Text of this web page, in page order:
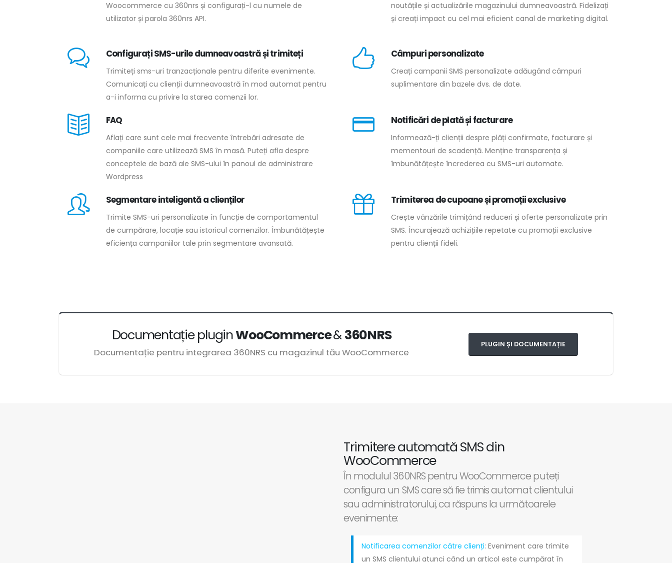
Woocommerce cu 360nrs și configurați-l cu numele de
utilizator și parola 360nrs API.
noutățile și actualizările magazinului dumneavoastră. Fidelizați
și creați impact cu cel mai eficient canal de marketing digital.
Configurați SMS-urile dumneavoastră și trimiteți
Trimiteți sms-uri tranzacționale pentru diferite evenimente.
Comunicați cu clienții dumneavoastră în mod automat pentru
a-i informa cu privire la starea comenzii lor.
Câmpuri personalizate
Creați campanii SMS personalizate adăugând câmpuri
suplimentare din bazele dvs. de date.
FAQ
Aflați care sunt cele mai frecvente întrebări adresate de
companiile care utilizează SMS în masă. Puteți afla despre
conceptele de bază ale SMS-ului în panoul de administrare
Wordpress
Notificări de plată și facturare
Informează-ți clienții despre plăți confirmate, facturare și
mementouri de scadență. Menține transparența și
îmbunătățește încrederea cu SMS-uri automate.
Segmentare inteligentă a clienților
Trimite SMS-uri personalizate în funcție de comportamentul
de cumpărare, locație sau istoricul comenzilor. Îmbunătățește
eficiența campaniilor tale prin segmentare avansată.
Trimiterea de cupoane și promoții exclusive
Crește vânzările trimițând reduceri și oferte personalizate prin
SMS. Încurajează achizițiile repetate cu promoții exclusive
pentru clienții fideli.
Documentație pluginWooCommerce&360NRS
Documentație pentru integrarea 360NRS cu magazinul tău WooCommerce
PLUGIN ȘI DOCUMENTAȚIE
Trimitere automată SMS din
WooCommerce
În modulul 360NRS pentru WooCommerce puteți
configura un SMS care să fie trimis automat clientului
sau administratorului, ca răspuns la următoarele
evenimente:
Notificarea comenzilor către clienți: Eveniment care trimite
un SMS clientului atunci când un articol este cumpărat în